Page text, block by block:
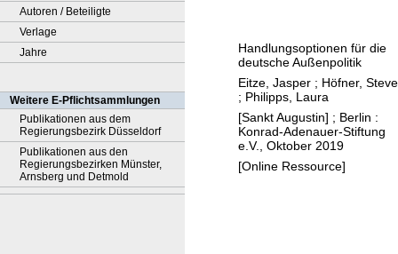
Autoren / Beteiligte
Verlage
Jahre
Weitere E-Pflichtsammlungen
Publikationen aus dem
Regierungsbezirk Düsseldorf
Publikationen aus den
Regierungsbezirken Münster,
Arnsberg und Detmold
i
t
e
r
m
i
t
Handlungsoptionen für die
deutsche Außenpolitik
Eitze, Jasper ; Höfner,
; Philipps, Laura
[Sankt Augustin] ; Berlin :
Konrad-Adenauer-Stiftung
e.V., Oktober 2019
[Online Ressource]